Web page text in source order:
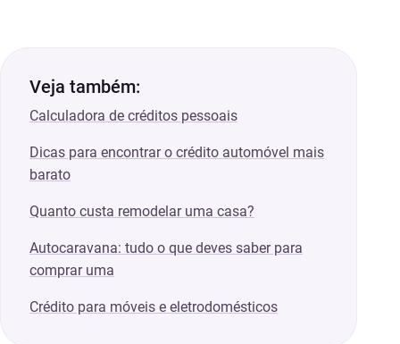
Veja também:
Calculadora de créditos pessoais
Dicas para encontrar o crédito automóvel mais
barato
Quanto custa remodelar uma casa?
Autocaravana: tudo o que deves saber para
comprar uma
Crédito para móveis e eletrodomésticos